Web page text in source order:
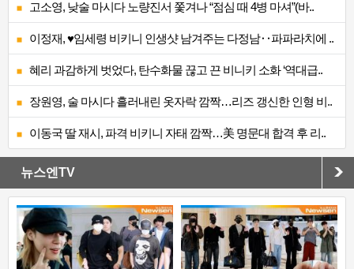
고소영, 낮술 마시다 노량진서 쫓겨나 “점심 때 4병 마셔”(바..
이정재, ♥임세령 비키니 인생샷 남겨주는 다정남‥파파라치에 ..
혜리 과감하게 벗었다, 탄수화물 끊고 끈 비니키 소화 ‘역대급..
장원영, 술 마시다 흘러내린 옷자락 깜짝…리즈 갱신한 인형 비..
이동국 딸 재시, 파격 비키니 자태 깜짝…美 명문대 합격 후 리..
뉴스엔TV